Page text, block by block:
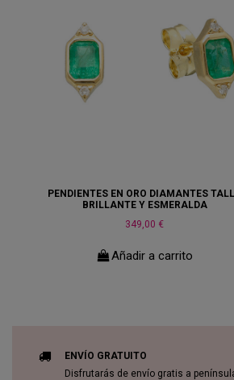
PENDIENTES EN ORO DIAMANTES
BRILLANTE Y ESMERALDA
349,00 €
Añadir a carrito
ENVÍO GRATUITO
Disfrutarás de envío gratis a